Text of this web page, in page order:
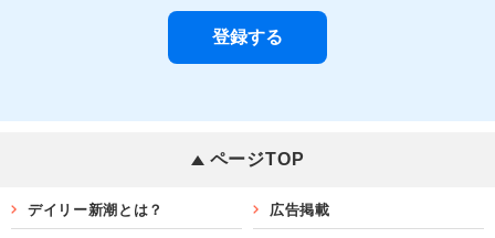
ページTOP
デイリー新潮とは？ 広告掲載